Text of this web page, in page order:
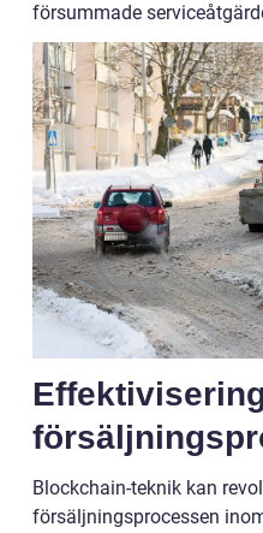
försummade
Blockchain-teknik kan
försäljningsprocessen